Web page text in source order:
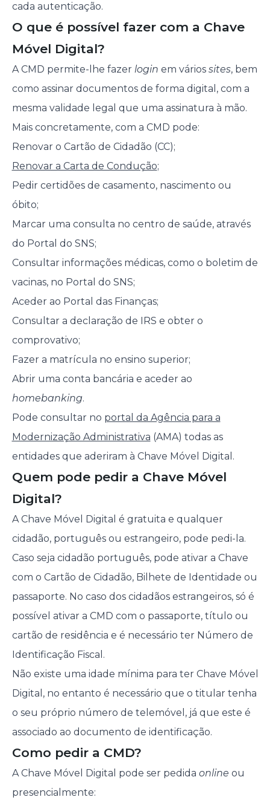
cada autenticação.
O que é possível fazer com a Chave
Móvel Digital?
A CMD permite-lhe fazer login em vários sites, bem
como assinar documentos de forma digital, com a
mesma validade legal que uma assinatura à mão.
Mais concretamente, com a CMD pode:
Renovar o Cartão de Cidadão (CC);
Renovar a Carta de Condução;
Pedir certidões de casamento, nascimento ou
óbito;
Marcar uma consulta no centro de saúde, através
do Portal do SNS;
Consultar informações médicas, como o boletim de
vacinas, no Portal do SNS;
Aceder ao Portal das Finanças;
Consultar a declaração de IRS e obter o
comprovativo;
Fazer a matrícula no ensino superior;
Abrir uma conta bancária e aceder ao
homebanking.
Pode consultar no portal da Agência para a
Modernização Administrativa (AMA) todas as
entidades que aderiram à Chave Móvel Digital.
Quem pode pedir a Chave Móvel
Digital?
A Chave Móvel Digital é gratuita e qualquer
cidadão, português ou estrangeiro, pode pedi-la.
Caso seja cidadão português, pode ativar a Chave
com o Cartão de Cidadão, Bilhete de Identidade ou
passaporte. No caso dos cidadãos estrangeiros, só é
possível ativar a CMD com o passaporte, título ou
cartão de residência e é necessário ter Número de
Identificação Fiscal.
Não existe uma idade mínima para ter Chave Móvel
Digital, no entanto é necessário que o titular tenha
o seu próprio número de telemóvel, já que este é
associado ao documento de identificação.
Como pedir a CMD?
A Chave Móvel Digital pode ser pedida online ou
presencialmente: